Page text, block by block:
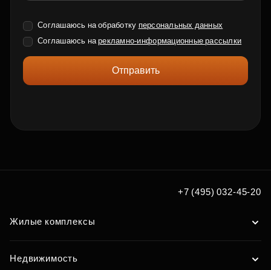
Соглашаюсь на обработку персональных данных
Соглашаюсь нарекламно-информационные рассылки
Отправить
+7 (495) 032-45-20
Жилые комплексы
Недвижимость